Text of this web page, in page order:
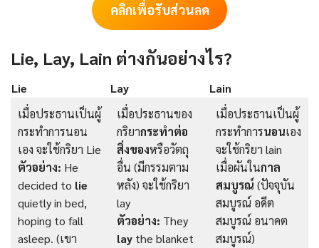
คลิกเพื่อรับส่วนลด
Lie, Lay, Lain ต่างกันอย่างไร?
Lie Lay
Lain
เมื่อประธานเป็นผู้
กระทำการนอน
เอง จะใช้กริยา Lie
ตัวอย่าง: He
decided to lie
quietly in bed,
hoping to fall
asleep. (เขา
เมื่อประธานของ
กริยากระทำต่อ
สิ่งของหรือวัตถุ
อื่น (มีกรรมตาม
หลัง) จะใช้กริยา
lay
ตัวอย่าง: They
lay the blanket
เมื่อประธานเป็นผู้
กระทำการนอนเอง
จะใช้กริยา lain
เมื่อผันในกาล
สมบูรณ์ (ปัจจุบัน
สมบูรณ์ อดีต
สมบูรณ์ อนาคต
สมบูรณ์)